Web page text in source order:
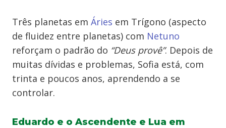
Três planetas em Áries em Trígono (aspecto
de fluidez entre planetas) com Netuno
reforçam o padrão do “Deus provê”. Depois de
muitas dívidas e problemas, Sofia está, com
trinta e poucos anos, aprendendo a se
controlar.
Eduardo e o Ascendente e Lua em